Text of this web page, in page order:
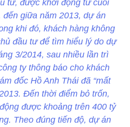
tư, được khởi động từ cuối
đến giữa năm 2013, dự án
khi đó, khách hàng không
đầu tư để tìm hiểu lý do dự
3/2014, sau nhiều lần trì
ty thông báo cho khách
đốc Hồ Anh Thái đã “mất
Đến thời điểm bỏ trốn,
được khoảng trên 400 tỷ
Theo đúng tiến độ, dự án